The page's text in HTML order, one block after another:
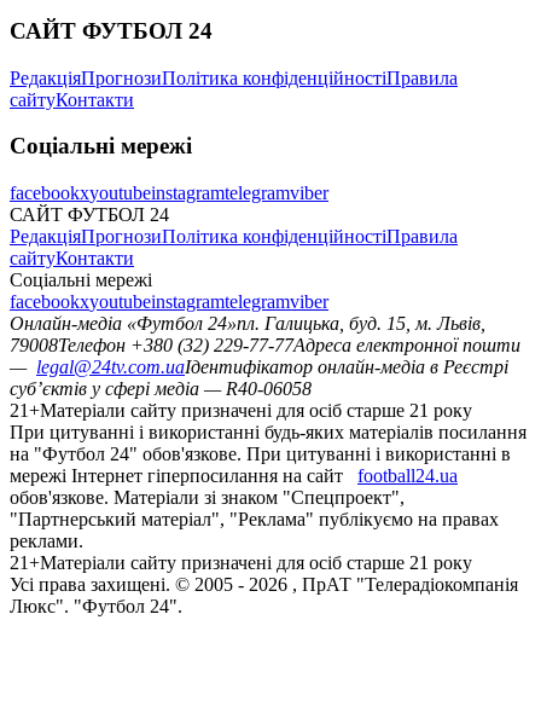
САЙТ ФУТБОЛ 24
РедакціяПрогнозиПолітика конфіденційностіПравила
сайтуКонтакти
Соціальні мережі
facebookxyoutubeinstagramtelegramviber
САЙТ ФУТБОЛ 24
РедакціяПрогнозиПолітика конфіденційностіПравила
сайтуКонтакти
Соціальні мережі
facebookxyoutubeinstagramtelegramviber
Онлайн-медіа «Футбол 24»пл. Галицька, буд. 15, м. Львів,
79008Телефон +380 (32) 229-77-77Адреса електронної пошти
— legal@24tv.com.uaІдентифікатор онлайн-медіа в Реєстрі
суб’єктів у сфері медіа — R40-06058
21+Матеріали сайту призначені для осіб старше 21 року
При цитуванні і використанні будь-яких матеріалів посилання
на "Футбол 24" обов'язкове. При цитуванні і використанні в
мережі Інтернет гіперпосилання на сайт
football24.ua
обов'язкове. Матеріали зі знаком "Спецпроект",
"Партнерський матеріал", "Реклама" публікуємо на правах
реклами.
21+Матеріали сайту призначені для осіб старше 21 року
Усi права захищенi. © 2005 - 2026 , ПрАТ "Телерадіокомпанія
Люкс". "Футбол 24".